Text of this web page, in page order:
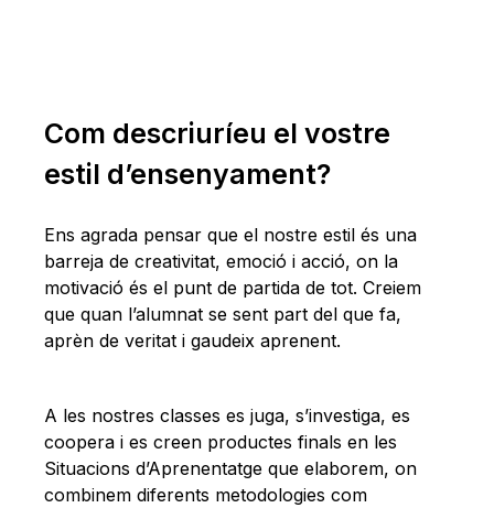
Com descriuríeu el vostre
estil d’ensenyament?
Ens agrada pensar que el nostre estil és una
barreja de creativitat, emoció i acció, on la
motivació és el punt de partida de tot. Creiem
que quan l’alumnat se sent part del que fa,
aprèn de veritat i gaudeix aprenent.
A les nostres classes es juga, s’investiga, es
coopera i es creen productes finals en les
Situacions d’Aprenentatge que elaborem, on
combinem diferents metodologies com